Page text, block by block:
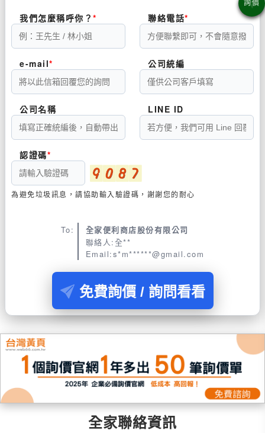
我們怎麼稱呼你？ 聯絡電話
e-mail 公司統編
公司名稱 LINE ID
認證碼
為避免垃圾訊息，請協助輸入驗證碼，謝謝您的耐心
To:
全家便利商店股份有限公司
聯絡人:全**
Email:s*m******@gmail.com
免費詢價 / 詢問看看
全家聯絡資訊